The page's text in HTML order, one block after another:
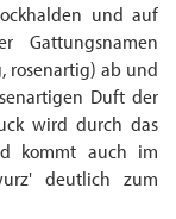
und auf
Gattungsnamen
rosenartig) ab und
Duft der
wird durch das
kommt auch im
deutlich zum